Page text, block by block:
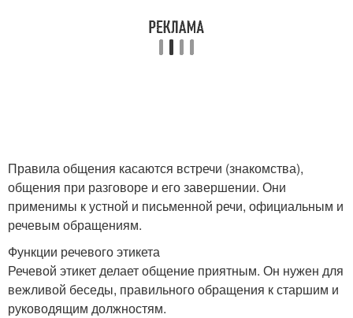
Правила общения касаются встречи (знакомства),
общения при разговоре и его завершении. Они
применимы к устной и письменной речи, официальным и
речевым обращениям.
Функции речевого этикета
Речевой этикет делает общение приятным. Он нужен для
вежливой беседы, правильного обращения к старшим и
руководящим должностям.